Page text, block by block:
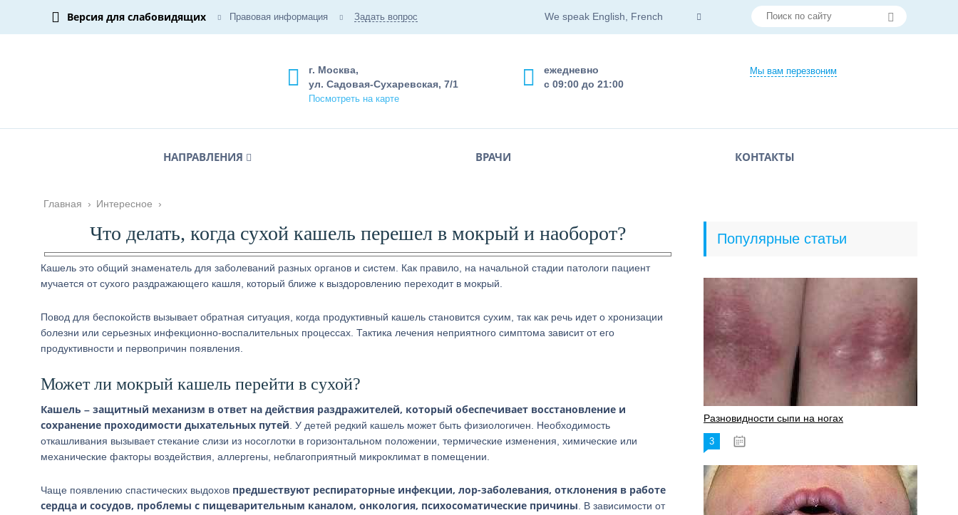
Версия для слабовидящих Правовая информация Задать вопрос We speak English, French
Мы вам перезвоним
ежедневно
с 09:00 до 21:00
г. Москва,
ул. Садовая-Сухаревская, 7/1
Посмотреть на карте
НАПРАВЛЕНИЯ ВРАЧИ КОНТАКТЫ
Главная › Интересное ›
Что делать, когда сухой кашель перешел в мокрый и наоборот?
Кашель это общий знаменатель для заболеваний разных органов и систем. Как правило, на начальной стадии патологи пациент
мучается от сухого раздражающего кашля, который ближе к выздоровлению переходит в мокрый.
Повод для беспокойств вызывает обратная ситуация, когда продуктивный кашель становится сухим, так как речь идет о хронизации
болезни или серьезных инфекционно-воспалительных процессах. Тактика лечения неприятного симптома зависит от его
продуктивности и первопричин появления.
Может ли мокрый кашель перейти в сухой?
Кашель – защитный механизм в ответ на действия раздражителей, который обеспечивает восстановление и
сохранение проходимости дыхательных путей . У детей редкий кашель может быть физиологичен. Необходимость
откашливания вызывает стекание слизи из носоглотки в горизонтальном положении, термические изменения, химические или
механические факторы воздействия, аллергены, неблагоприятный микроклимат в помещении.
Чаще появлению спастических выдохов предшествуют респираторные инфекции, лор-заболевания, отклонения в работе
сердца и сосудов, проблемы с пищеварительным каналом, онкология, психосоматические причины . В зависимости от
Популярные статьи
Разновидности сыпи на ногах
3